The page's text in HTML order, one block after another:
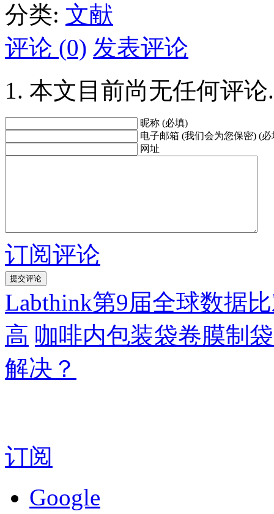
分类: 文献
评论 (0) 发表评论
本文目前尚无任何评论.
昵称 (必填)
电子邮箱 (我们会为您保密) (必
网址
订阅评论
Labthink第9届全球数据
高 咖啡内包装袋卷膜制
解决？
订阅
Google